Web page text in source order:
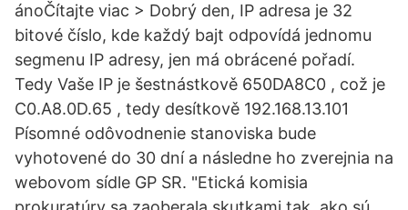
ánoČítajte viac > Dobrý den, IP adresa je 32
bitové číslo, kde každý bajt odpovídá jednomu
segmenu IP adresy, jen má obrácené pořadí.
Tedy Vaše IP je šestnástkově 650DA8C0 , což je
C0.A8.0D.65 , tedy desítkově 192.168.13.101
Písomné odôvodnenie stanoviska bude
vyhotovené do 30 dní a následne ho zverejnia na
webovom sídle GP SR. "Etická komisia